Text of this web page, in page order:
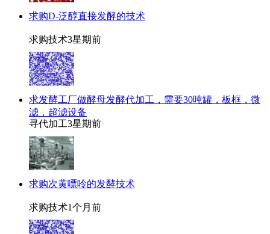
求购D-泛醇直接发酵的技术
求购技术3星期前
求发酵工厂做酵母发酵代加工，需要30吨罐，板框，微
滤，超滤设备
寻代加工3星期前
求购次黄嘌呤的发酵技术
求购技术1个月前